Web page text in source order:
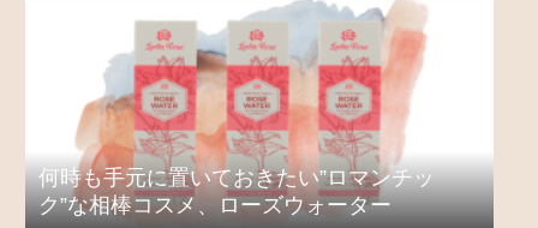
何時も手元に置いておきたい”ロマンチッ
ク”な相棒コスメ、ローズウォーター